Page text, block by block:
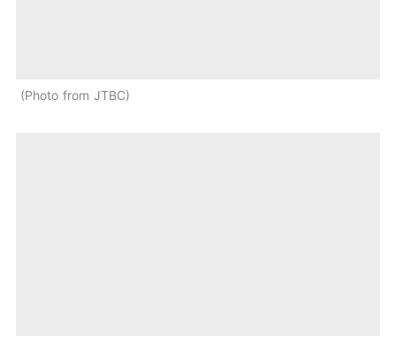
Photo from JTBC